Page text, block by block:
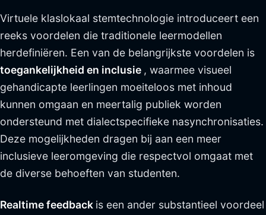
Virtuele klaslokaal stemtechnologie introduceert een
reeks voordelen die traditionele leermodellen
herdefiniëren. Een van de belangrijkste voordelen is
toegankelijkheid en inclusie , waarmee visueel
gehandicapte leerlingen moeiteloos met inhoud
kunnen omgaan en meertalig publiek worden
ondersteund met dialectspecifieke nasynchronisaties.
Deze mogelijkheden dragen bij aan een meer
inclusieve leeromgeving die respectvol omgaat met
de diverse behoeften van studenten.
Realtime feedback is een ander substantieel voordeel